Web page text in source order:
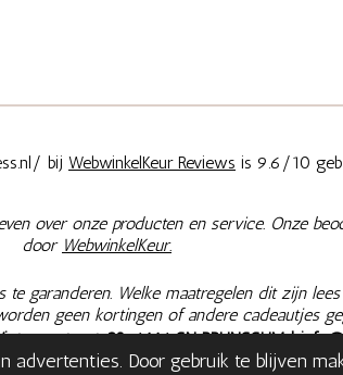
Door gebruik te blijven
bij WebwinkelKeur Reviews is 9.6/10
over onze producten en service. Onze
door WebwinkelKeur.
garanderen. Welke maatregelen dit zijn
geen kortingen of andere cadeautjes
28, 6446 SN BRUNSSUM |
|Bestelling herroepen| Onze prijzen zijn